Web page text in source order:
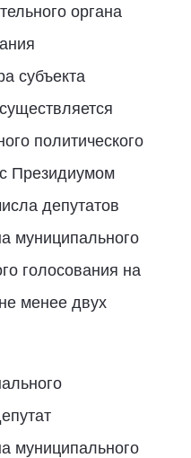
органа
субъекта
политического
Президиумом
депутатов
муниципального
голосования на
менее двух
муниципального